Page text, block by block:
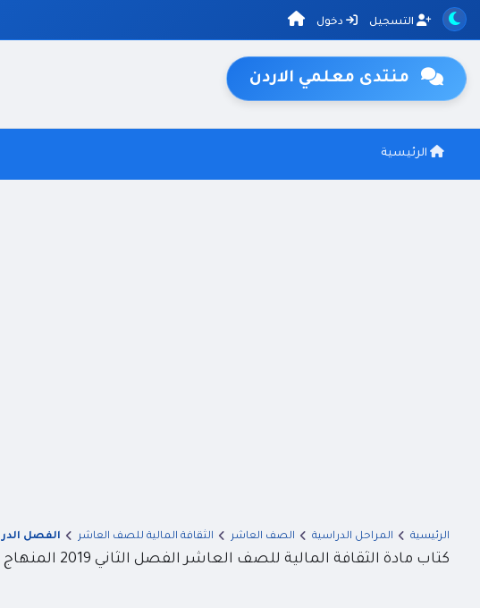
التسجيل دخول
منتدى معلمي الاردن
الرئيسية
الرئيسية المراحل الدراسية الصف العاشر الثقافة المالية للصف العاشر الفصل
كتاب مادة الثقافة المالية للصف العاشر الفصل الثاني 2019 المنهاج الاردني